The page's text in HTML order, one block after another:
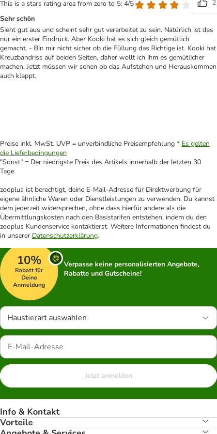
This is a stars rating area from zero to 5: 4/5
2
Sehr schön
Sieht gut aus und scheint sehr gut verarbeitet zu sein. Natürlich ist das
nur ein erster Eindruck. Aber Kooki hat es sich gleich gemütlich
gemacht. - Bin mir nicht sicher ob die Füllung das Richtige ist. Kooki hat
Kreuzbandriss auf beiden Seiten, daher wollt ich ihm es gemütlicher
machen. Jetzt müssen wir sehen ob das Aufstehen und Herauskommen
auch klappt.
Preise inkl. MwSt. UVP = unverbindliche Preisempfehlung * Es gelten
die Lieferbedingungen
"Sonst" = Der niedrigste Preis des Artikels innerhalb der letzten 30
Tage.
zooplus ist berechtigt, deine E-Mail-Adresse für Direktwerbung für
eigene ähnliche Waren oder Dienstleistungen zu verwenden. Du kannst
dem jederzeit widersprechen, ohne dass hierfür andere als die
Übermittlungskosten nach den Basistarifen entstehen, indem du den
zooplus Kundenservice kontaktierst. Weitere Informationen findest du
in unserer Datenschutzerklärung.
10%
Rabatt für
Deine
Anmeldung
Verpasse keine personalisierten Angebote,
Rabatte und Gutscheine!
Haustierart auswählen
Jetzt anmelden
Info & Kontakt
Vorteile